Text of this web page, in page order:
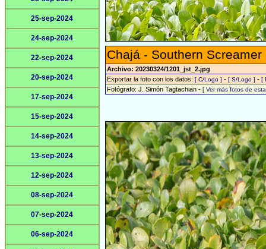
25-sep-2024
24-sep-2024
22-sep-2024
20-sep-2024
17-sep-2024
15-sep-2024
14-sep-2024
13-sep-2024
12-sep-2024
08-sep-2024
07-sep-2024
06-sep-2024
Chajá - Southern
Archivo: 20230324/1201_jst_2.jpg
Exportar la foto con los datos: [ C/Logo ] - [ S/Logo ] - [
Fotógrafo: J. Simón Tagtachian - [ Ver más fotos de